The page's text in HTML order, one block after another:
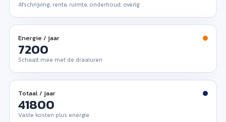
Afschrijving, rente, ruimte, onderhoud, overig
Energie / jaar
Schaalt mee met de draaiuren
Totaal / jaar
Vaste kosten plus energie